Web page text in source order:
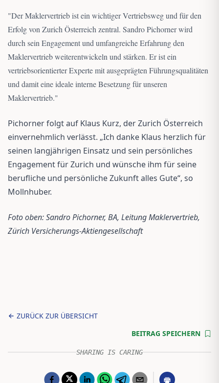
"Der Maklervertrieb ist ein wichtiger Vertriebsweg und für den
Erfolg von Zurich Österreich zentral. Sandro Pichorner wird
durch sein Engagement und umfangreiche Erfahrung den
Maklervertrieb weiterentwickeln und stärken. Er ist ein
vertriebsorientierter Experte mit ausgeprägten Führungsqualitäten
und damit eine ideale interne Besetzung für unseren
Maklervertrieb."
Pichorner folgt auf Klaus Kurz, der Zurich Österreich
einvernehmlich verlässt. „Ich danke Klaus herzlich für
seinen langjährigen Einsatz und sein persönliches
Engagement für Zurich und wünsche ihm für seine
berufliche und persönliche Zukunft alles Gute“, so
Mollnhuber.
Foto oben: Sandro Pichorner, BA, Leitung Maklervertrieb,
Zürich Versicherungs-Aktiengesellschaft
ZURÜCK ZUR ÜBERSICHT
BEITRAG SPEICHERN
SHARING IS CARING